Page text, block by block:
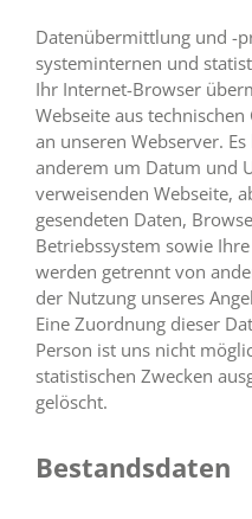
Datenübermittlung und -
systeminternen und
Ihr Internet-Browser
Webseite aus
an unseren Webserver.
anderem um Datum und
verweisenden Webseite,
gesendeten Daten,
Betriebssystem sowie
werden getrennt von
der Nutzung unseres
Eine Zuordnung dieser
Person ist uns nicht
statistischen Zwecken
gelöscht.
Bestandsdaten